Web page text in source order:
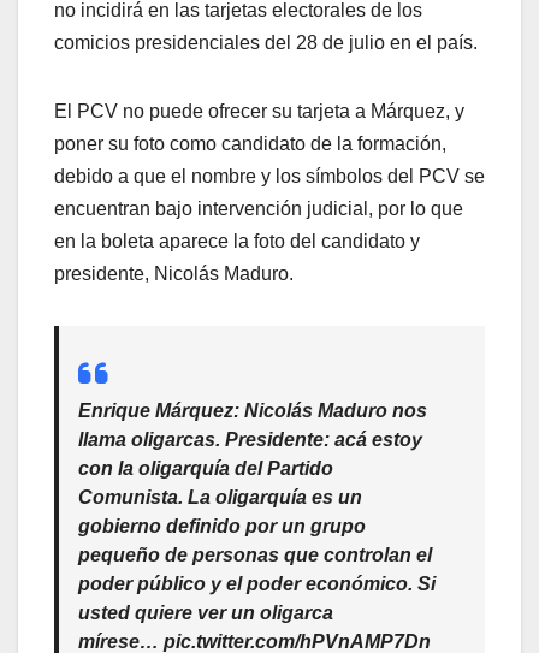
no incidirá en las tarjetas electorales de los
comicios presidenciales del 28 de julio en el país.
El PCV no puede ofrecer su tarjeta a Márquez, y
poner su foto como candidato de la formación,
debido a que el nombre y los símbolos del PCV se
encuentran bajo intervención judicial, por lo que
en la boleta aparece la foto del candidato y
presidente, Nicolás Maduro.
Enrique Márquez: Nicolás Maduro nos
llama oligarcas. Presidente: acá estoy
con la oligarquía del Partido
Comunista. La oligarquía es un
gobierno definido por un grupo
pequeño de personas que controlan el
poder público y el poder económico. Si
usted quiere ver un oligarca
mírese… pic.twitter.com/hPVnAMP7Dn